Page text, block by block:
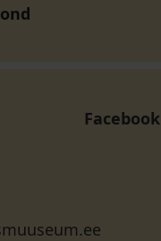
Facebook